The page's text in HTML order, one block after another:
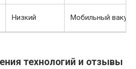
Низкий Мобильный вакуум
технологий и отзывы